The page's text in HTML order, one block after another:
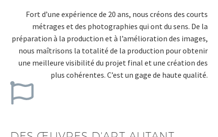
Fort d’une expérience de 20 ans, nous créons des courts
métrages et des photographies qui ont du sens. De la
préparation à la production et à l’amélioration des images,
nous maîtrisons la totalité de la production pour obtenir
une meilleure visibilité du projet final et une création des
plus cohérentes. C’est un gage de haute qualité.